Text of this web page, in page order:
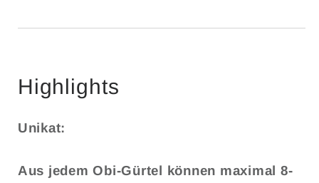
Highlights
Unikat:
Aus jedem Obi-Gürtel können maximal 8-